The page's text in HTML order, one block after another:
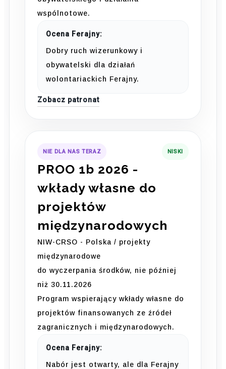
wspólnotowe.
Ocena Ferajny:
Dobry ruch wizerunkowy i
obywatelski dla działań
wolontariackich Ferajny.
Zobacz patronat
NIE DLA NAS TERAZ NISKI
PROO 1b 2026 -
wkłady własne do
projektów
międzynarodowych
NIW-CRSO - Polska / projekty
międzynarodowe
do wyczerpania środków, nie później
niż 30.11.2026
Program wspierający wkłady własne do
projektów finansowanych ze źródeł
zagranicznych i międzynarodowych.
Ocena Ferajny:
Nabór jest otwarty, ale dla Ferajny